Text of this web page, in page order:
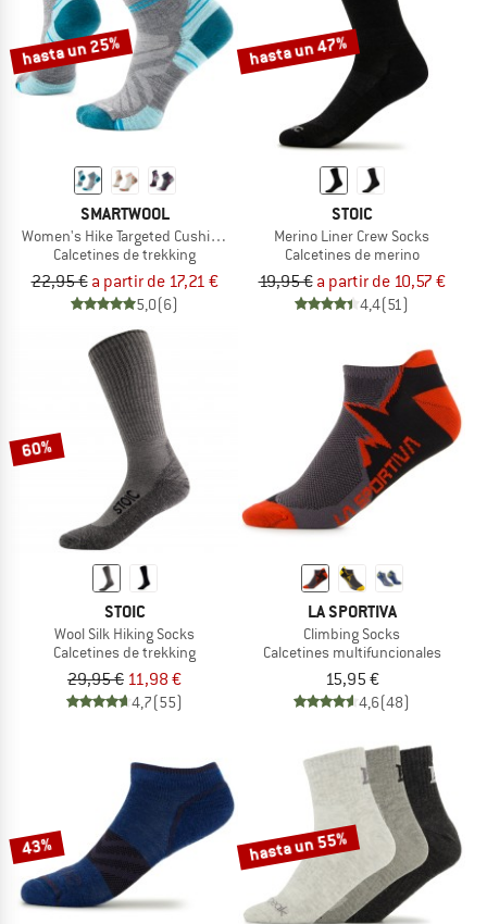
hasta un 25%
SMARTWOOL
Women's Hike Targeted Cushion Ankle Socks
Calcetines de trekking
22,95 € a partir de 17,21 €
5,0(6)
hasta un 47%
STOIC
Merino Liner Crew Socks
Calcetines de merino
19,95 € a partir de 10,57 €
4,4(51)
60%
STOIC
Wool Silk Hiking Socks
Calcetines de trekking
29,95 € 11,98 €
4,7(55)
LA SPORTIVA
Climbing Socks
Calcetines multifuncionales
15,95 €
4,6(48)
43% hasta un 55%